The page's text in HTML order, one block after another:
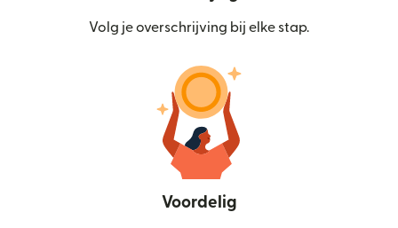
Volg je overschrijving bij elke stap.
Voordelig